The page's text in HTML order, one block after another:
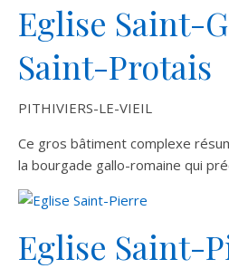
Eglise Saint-
Saint-Protais
PITHIVIERS-LE-VIEIL
Ce gros bâtiment complexe
la bourgade gallo-romaine qui
Eglise Saint-